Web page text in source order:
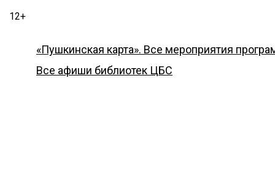
12+
«Пушкинская карта». Все мероприятия
Все афиши библиотек ЦБС